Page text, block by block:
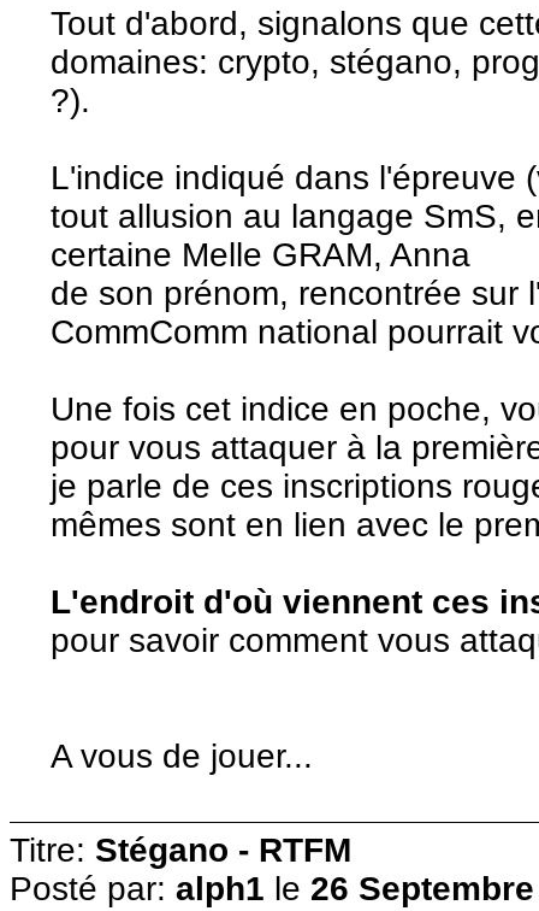
Tout d'abord, signalons que
domaines: crypto, stégano,
?).
L'indice indiqué dans l'épreuve
tout allusion au langage SmS,
certaine Melle GRAM, Anna
de son prénom, rencontrée sur
CommComm national pourrait
Une fois cet indice en poche,
pour vous attaquer à la
je parle de ces inscriptions
mêmes sont en lien avec le
L'endroit d'où viennent ces
pour savoir comment vous
A vous de jouer...
Titre: Stégano - RTFM
Posté par: alph1 le 26